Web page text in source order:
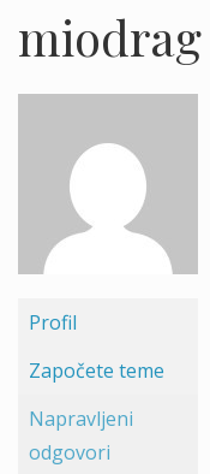
miodrag
Profil
Započete teme
Napravljeni
odgovori